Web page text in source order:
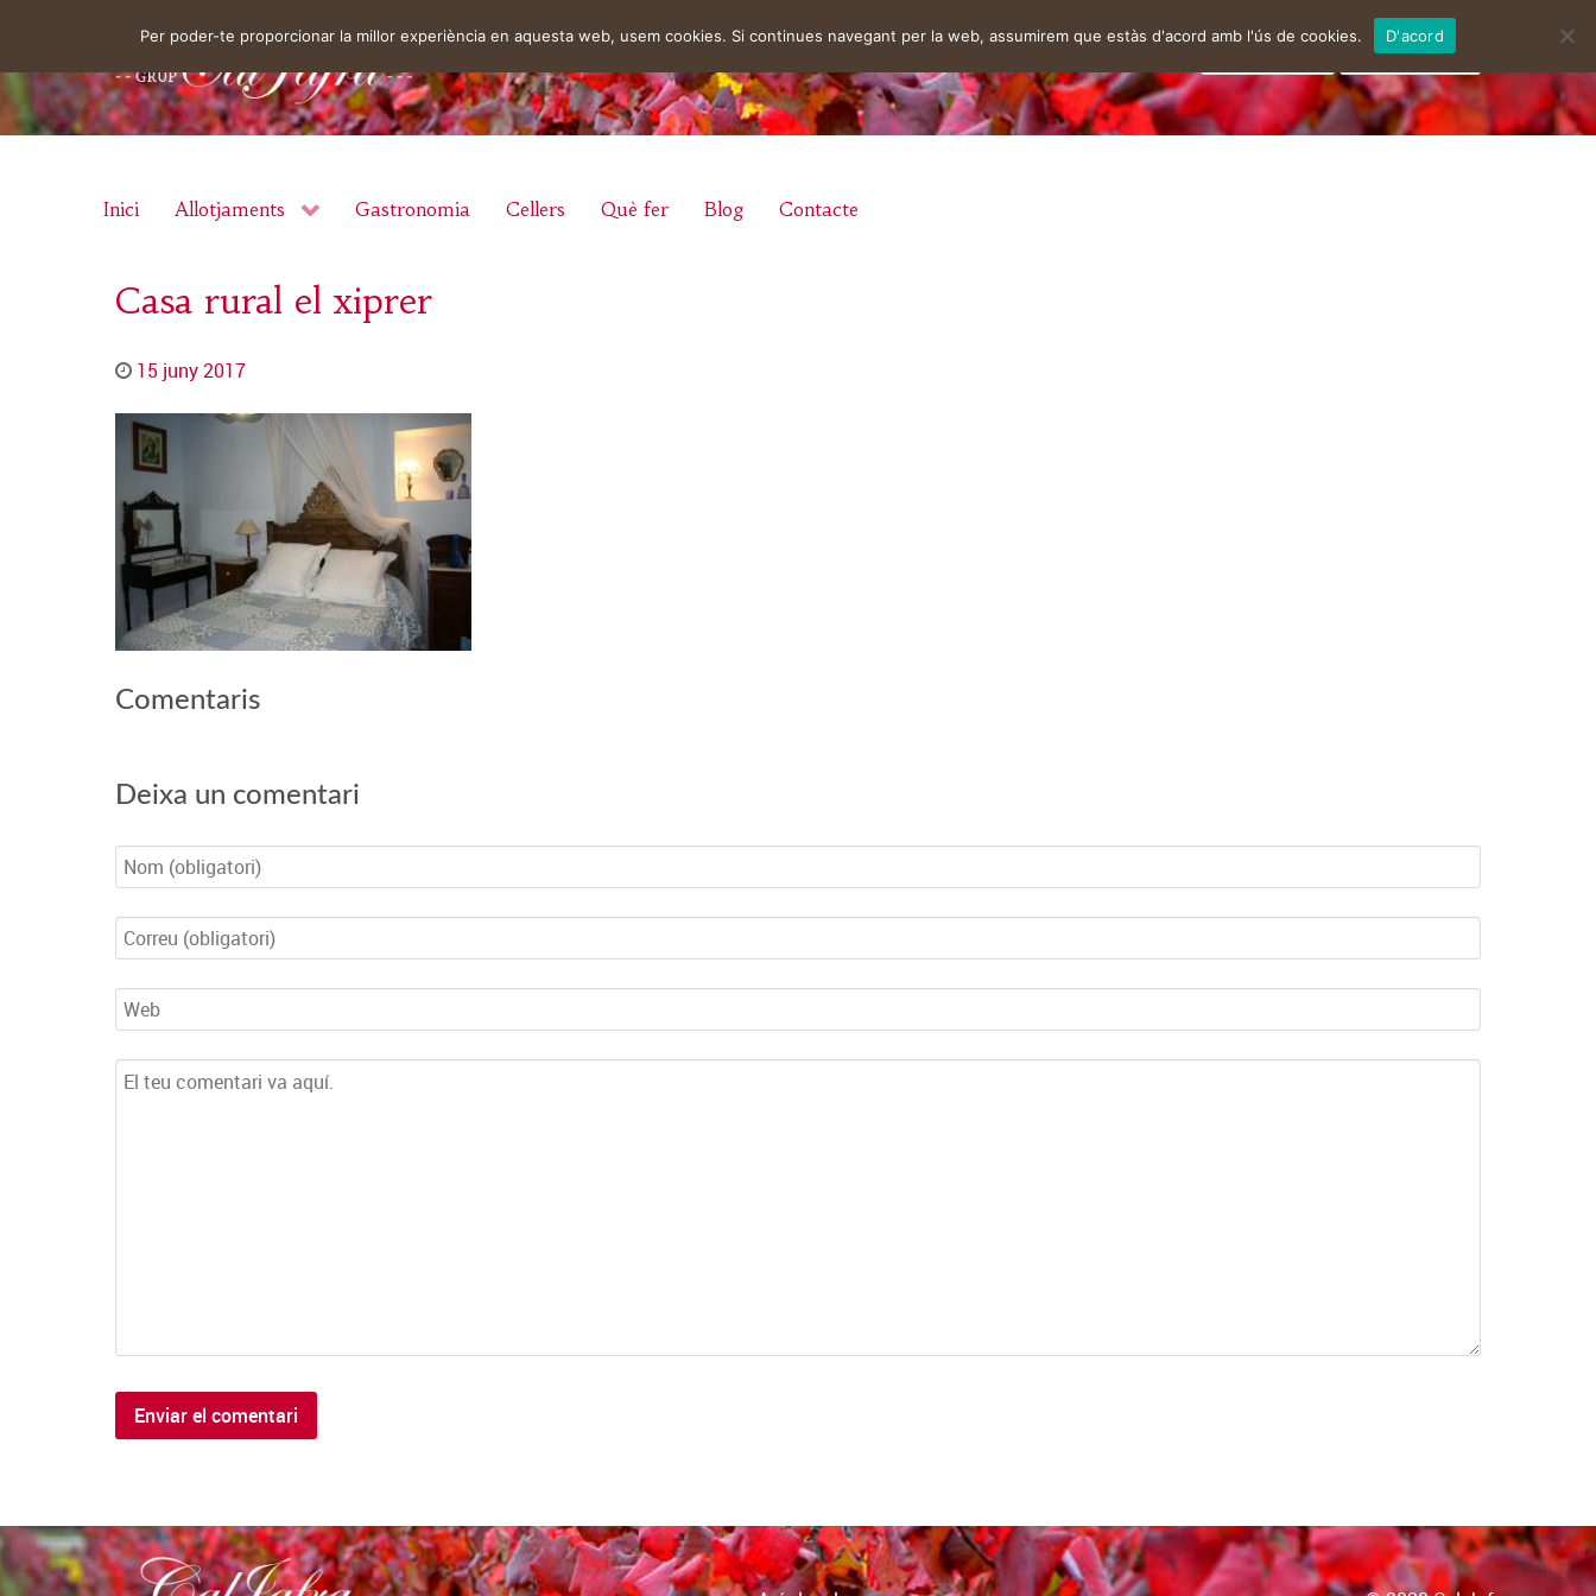
instagram
Inici Allotjaments Gastronomia Cellers Què fer Blog Contacte
Casa rural el xiprer
15 juny 2017
Comentaris
Deixa un comentari
Per poder-te proporcionar la millor experiència en aquesta web, usem cookies. Si continues navegant per la web, assumirem que estàs d'acord amb l'ús de cookies. D'acord